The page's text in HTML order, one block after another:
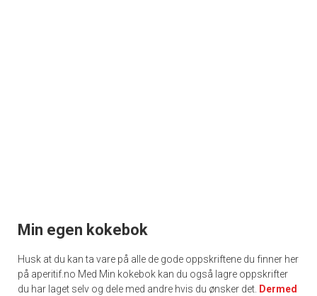
Min egen kokebok
Husk at du kan ta vare på alle de gode oppskriftene du finner her
på aperitif.no Med Min kokebok kan du også lagre oppskrifter
du har laget selv og dele med andre hvis du ønsker det. Dermed